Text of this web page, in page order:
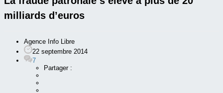
milliards d’euros
Agence Info Libre
22 septembre 2014
7
Partager :